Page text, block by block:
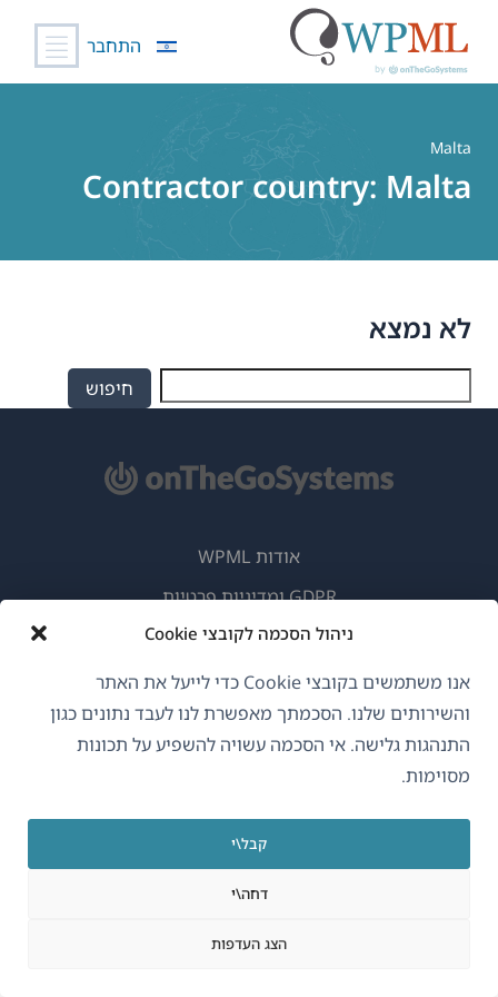
ניהול הסכמה לקובצי Cookie
אנו משתמשים בקובצי Cookie כדי לייעל את האתר
והשירותים שלנו. הסכמתך מאפשרת לנו לעבד נתונים כגון
התנהגות גלישה. אי הסכמה עשויה להשפיע על תכונות
מסוימות.
קבל\י
דחה\י
הצג העדפות
התחבר
Malta
Contractor country: Malta
לא נמצא
© 2026
OnTheGoSystems Limited(נפתח
עברית
אודות WPML
GDPR ומדיניות פרטיות
הצטרף לצוות שלנו(נפתח
חדש)
(נפתח
בחלון
חדש)
(נפתח
בחלון
חדש)
(נפתח
בחלון
חדש)